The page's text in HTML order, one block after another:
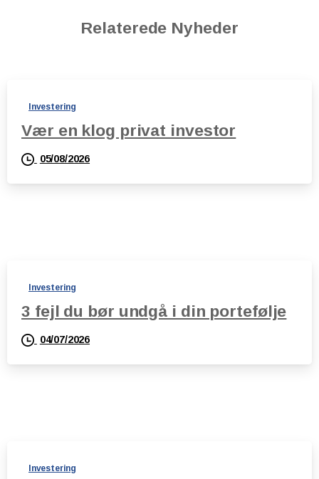
Relaterede Nyheder
Investering
Vær en klog privat investor
05/08/2026
Investering
3 fejl du bør undgå i din portefølje
04/07/2026
Investering